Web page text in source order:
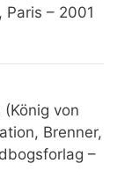
Paris – 2001
von
Brenner,
–